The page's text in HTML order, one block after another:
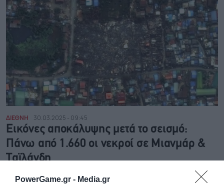
PowerGame.gr - Media.gr
ΔΙΕΘΝΗ 30.03.2025 - 09:45
Εικόνες αποκάλυψης μετά το σεισμό:
Πάνω από 1.660 οι νεκροί σε Μιανμάρ &
Ταϊλάνδη
Πάνω από 1.660 οι νεκροί σε Μιανμάρ και Ταϊλάνδη από τον
σεισμό 7,7 Ρίχτερ. Κατέρρευσαν πολυώροφα κτίρια και